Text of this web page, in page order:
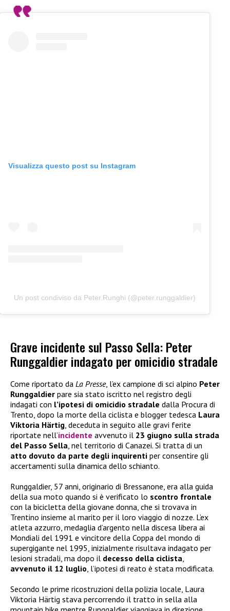
Visualizza questo post su Instagram
Un post condiviso da Peter.Runghi (@peter.runggaldier)
Grave incidente sul Passo Sella: Peter
Runggaldier indagato per omicidio stradale
Come riportato da La Presse, l’ex campione di sci alpino Peter
Runggaldier pare sia stato iscritto nel registro degli
indagati con l’ipotesi di omicidio stradale dalla Procura di
Trento, dopo la morte della ciclista e blogger tedesca Laura
Viktoria Härtig, deceduta in seguito alle gravi ferite
riportate nell’incidente avvenuto il 23 giugno sulla strada
del Passo Sella, nel territorio di Canazei. Si tratta di un
atto dovuto da parte degli inquirenti per consentire gli
accertamenti sulla dinamica dello schianto.
Runggaldier, 57 anni, originario di Bressanone, era alla guida
della sua moto quando si è verificato lo scontro frontale
con la bicicletta della giovane donna, che si trovava in
Trentino insieme al marito per il loro viaggio di nozze. L’ex
atleta azzurro, medaglia d’argento nella discesa libera ai
Mondiali del 1991 e vincitore della Coppa del mondo di
supergigante nel 1995, inizialmente risultava indagato per
lesioni stradali, ma dopo il decesso della ciclista,
avvenuto il 12 luglio, l’ipotesi di reato è stata modificata.
Secondo le prime ricostruzioni della polizia locale, Laura
Viktoria Härtig stava percorrendo il tratto in sella alla